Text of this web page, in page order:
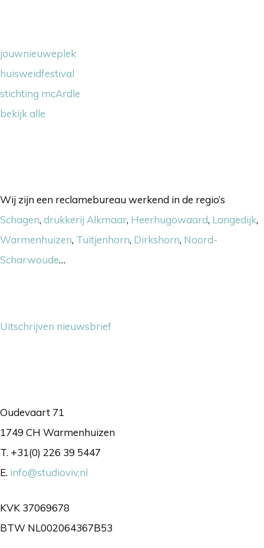
jouwnieuweplek
huisweidfestival
stichting mcArdle
bekijk alle
Wij zijn een reclamebureau werkend in de regio’s
Schagen, drukkerij Alkmaar, Heerhugowaard, Langedijk,
Warmenhuizen, Tuitjenhorn, Dirkshorn, Noord-
Scharwoude…
Uitschrijven nieuwsbrief
Oudevaart 71
1749 CH Warmenhuizen
T. +31(0) 226 39 5447
E. info@studioviv.nl
KVK 37069678
BTW NL002064367B53